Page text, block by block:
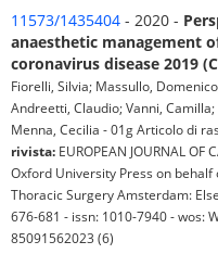
11573/1435404 - 2020 -
anaesthetic management
coronavirus disease 2019
Fiorelli, Silvia; Massullo,
Andreetti, Claudio; Vanni,
Menna, Cecilia - 01g Articolo di
rivista: EUROPEAN JOURNAL OF
Oxford University Press on
Thoracic Surgery Amsterdam:
676-681 - issn: 1010-7940 - wos:
85091562023 (6)